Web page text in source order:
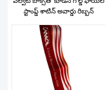
న్యూస్స్టాంప్డ్ శాటిన్ అవార్డు రిబ్బన్